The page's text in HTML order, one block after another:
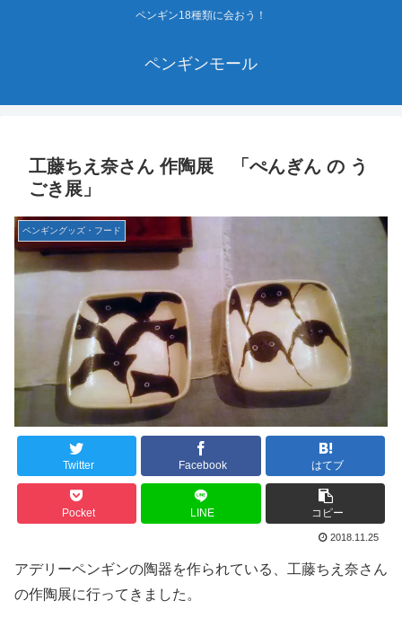
ペンギン18種類に会おう！
ペンギンモール
工藤ちえ奈さん 作陶展 「ぺんぎん の う
ごき展」
ペンギングッズ・フード
Twitter Facebook はてブ
Pocket LINE コピー
2018.11.25
アデリーペンギンの陶器を作られている、工藤ちえ奈さん
の作陶展に行ってきました。